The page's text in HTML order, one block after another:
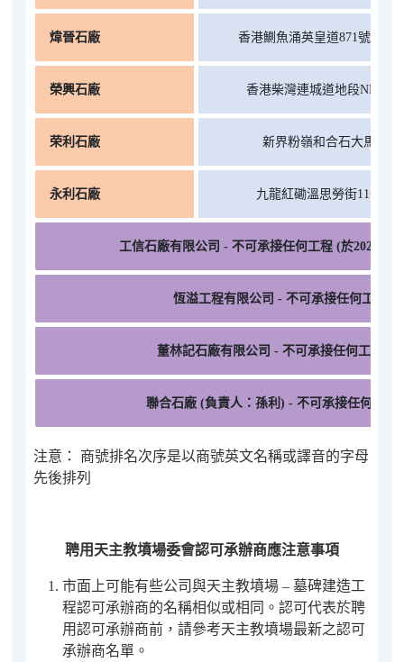
煒晉石廠 香港鰂魚涌英皇道871號麗華
榮興石廠 香港柴灣連城道地段NHX-
荣利石廠 新界粉嶺和合石大馬路
永利石廠 九龍紅磡溫思勞街11號A
工信石廠有限公司 - 不可承接任何工程 (於2026年
恆溢工程有限公司 - 不可承接任何工程 (
董林記石廠有限公司 - 不可承接任何工程 (
聯合石廠 (負責人：孫利) - 不可承接任何工程
注意： 商號排名次序是以商號英文名稱或譯音的字母
先後排列
聘用天主教墳場委會認可承辦商應注意事項
市面上可能有些公司與天主教墳場 – 墓碑建造工
程認可承辦商的名稱相似或相同。認可代表於聘
用認可承辦商前，請參考天主教墳場最新之認可
承辦商名單。